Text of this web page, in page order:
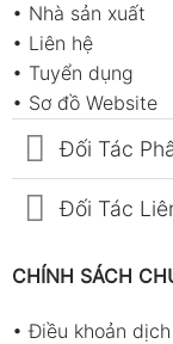
• Nhà sản xuất
• Liên hệ
• Tuyển dụng
• Sơ đồ Website
Đối Tác
Đối Tác
CHÍNH SÁCH
•Điều khoản